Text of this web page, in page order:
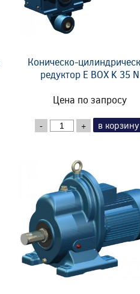
Коническо-
редуктор E BOX K 35 N
Цена по запросу
- + в корзину